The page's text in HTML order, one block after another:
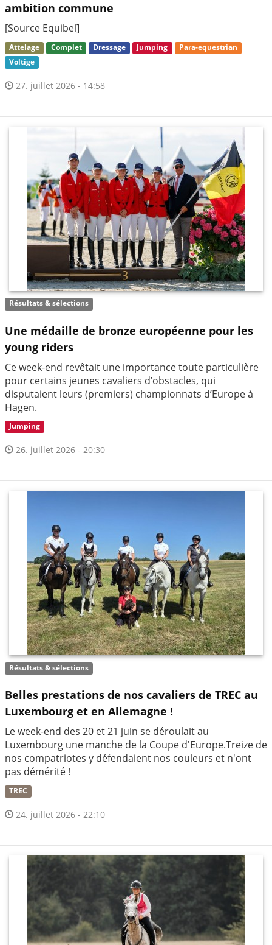
ambition commune
[Source Equibel]
Attelage Complet Dressage Jumping
Para-equestrian
Voltige
27. juillet 2026 - 14:58
Résultats & sélections
Une médaille de bronze européenne pour les
young riders
Ce week-end revêtait une importance toute particulière
pour certains jeunes cavaliers d’obstacles, qui
disputaient leurs (premiers) championnats d’Europe à
Hagen.
Jumping
26. juillet 2026 - 20:30
Résultats & sélections
Belles prestations de nos cavaliers de TREC au
Luxembourg et en Allemagne !
Le week-end des 20 et 21 juin se déroulait au
Luxembourg une manche de la Coupe d'Europe.Treize de
nos compatriotes y défendaient nos couleurs et n'ont
pas démérité !
TREC
24. juillet 2026 - 22:10